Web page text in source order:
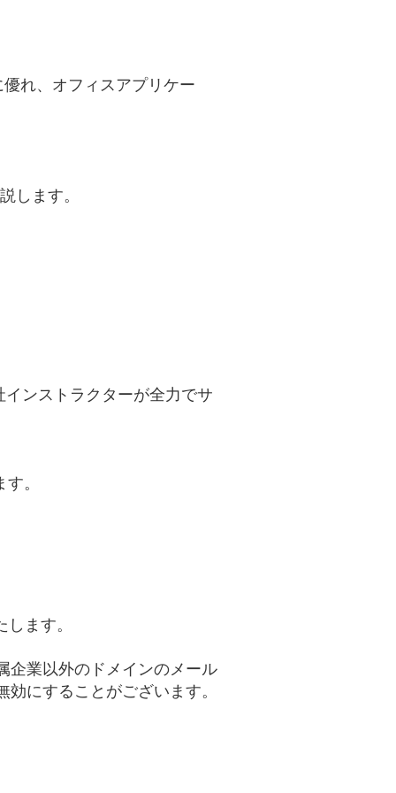
れ、オフィスアプリケー
します。
ンストラクターが全力でサ
。
ます。
企業以外のドメインのメール
にすることがございます。